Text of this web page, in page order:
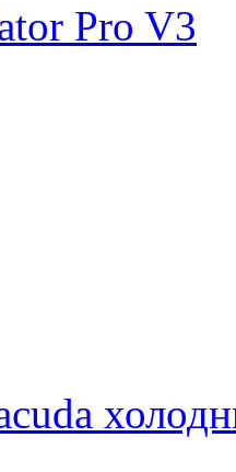
Pro V3